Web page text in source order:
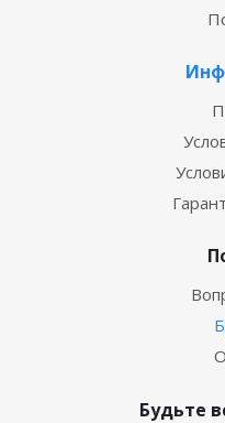
Будьте